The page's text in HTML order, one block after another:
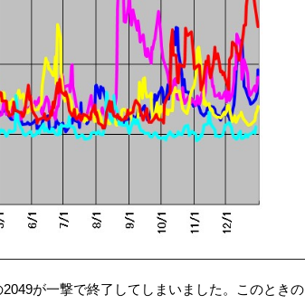
が一撃で終了してしまいました。このときの